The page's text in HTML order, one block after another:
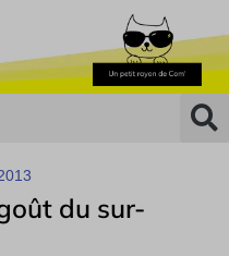
du sur-